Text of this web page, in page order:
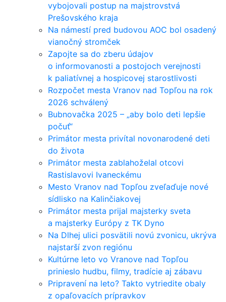
vybojovali postup na majstrovstvá
Prešovského kraja
Na námestí pred budovou AOC bol osadený
vianočný stromček
Zapojte sa do zberu údajov
o informovanosti a postojoch verejnosti
k paliatívnej a hospicovej starostlivosti
Rozpočet mesta Vranov nad Topľou na rok
2026 schválený
Bubnovačka 2025 – „aby bolo deti lepšie
počuť“
Primátor mesta privítal novonarodené deti
do života
Primátor mesta zablahoželal otcovi
Rastislavovi Ivaneckému
Mesto Vranov nad Topľou zveľaďuje nové
sídlisko na Kalinčiakovej
Primátor mesta prijal majsterky sveta
a majsterky Európy z TK Dyno
Na Dlhej ulici posvätili novú zvonicu, ukrýva
najstarší zvon regiónu
Kultúrne leto vo Vranove nad Topľou
prinieslo hudbu, filmy, tradície aj zábavu
Pripravení na leto? Takto vytriedite obaly
z opaľovacích prípravkov